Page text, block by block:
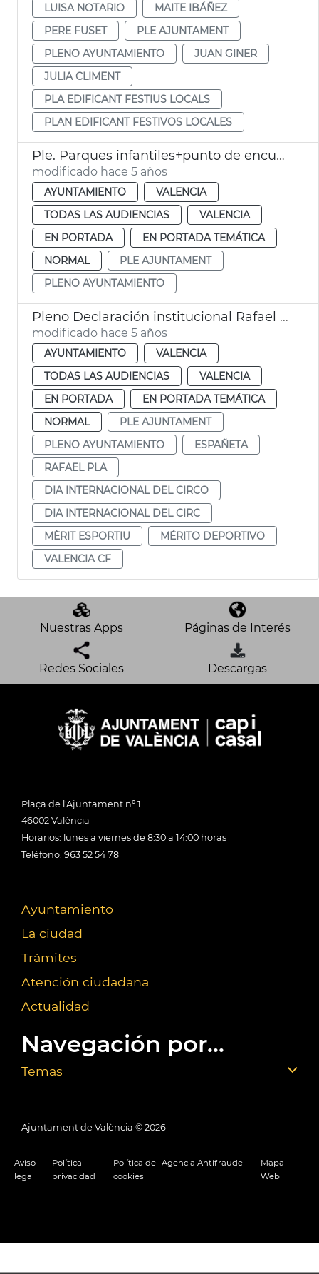
LUISA NOTARIO
MAITE IBÁÑEZ
PERE FUSET
PLE AJUNTAMENT
PLENO AYUNTAMIENTO
JUAN GINER
JULIA CLIMENT
PLA EDIFICANT FESTIUS LOCALS
PLAN EDIFICANT FESTIVOS LOCALES
Ple. Parques infantiles+punto de encuentro+delitos odio
modificado hace 5 años
AYUNTAMIENTO
VALENCIA
TODAS LAS AUDIENCIAS
VALENCIA
EN PORTADA
EN PORTADA TEMÁTICA
NORMAL
PLE AJUNTAMENT
PLENO AYUNTAMIENTO
Pleno Declaración institucional Rafael Pla y Españeta
modificado hace 5 años
AYUNTAMIENTO
VALENCIA
TODAS LAS AUDIENCIAS
VALENCIA
EN PORTADA
EN PORTADA TEMÁTICA
NORMAL
PLE AJUNTAMENT
PLENO AYUNTAMIENTO
ESPAÑETA
RAFAEL PLA
DIA INTERNACIONAL DEL CIRCO
DIA INTERNACIONAL DEL CIRC
MÈRIT ESPORTIU
MÉRITO DEPORTIVO
VALENCIA CF
Nuestras Apps Páginas de Interés
Redes Sociales Descargas
Plaça de l'Ajuntament nº 1
46002 València
Horarios: lunes a viernes de 8:30 a 14:00 horas
Teléfono: 963 52 54 78
Ayuntamiento
La ciudad
Trámites
Atención ciudadana
Actualidad
Navegación por...
Temas
Ajuntament de València © 2026
Aviso
legal
Política
privacidad
Política de
cookies
Agencia Antifraude
Mapa
Web